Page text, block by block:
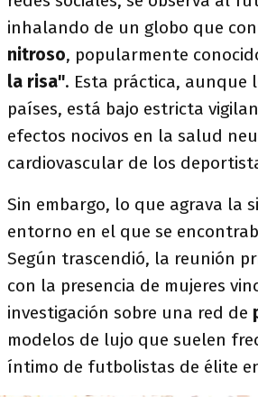
inhalando de un globo que
nitroso, popularmente
la risa". Esta práctica, aunque
países, está bajo estricta
efectos nocivos en la salud
cardiovascular de los
Sin embargo, lo que agrava la
entorno en el que se
Según trascendió, la reunión
con la presencia de mujeres
investigación sobre una red de
modelos de lujo que suelen
íntimo de futbolistas de élite